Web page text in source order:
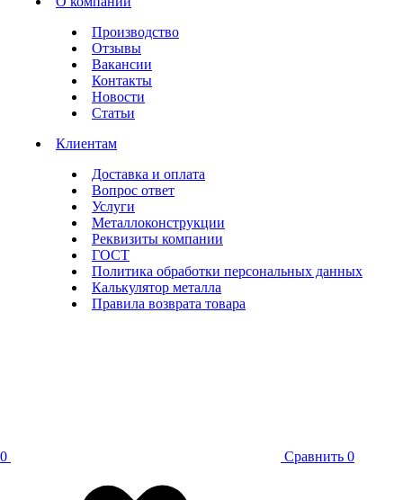
Производство
Отзывы
Вакансии
Контакты
Новости
Статьи
Клиентам
Доставка и оплата
Вопрос ответ
Услуги
Металлоконструкции
Реквизиты компании
ГОСТ
Политика обработки персональных данных
Калькулятор металла
Правила возврата товара
0 Сравнить 0